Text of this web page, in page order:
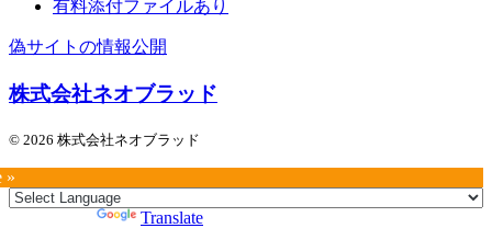
有料添付ファイルあり
偽サイトの情報公開
株式会社ネオブラッド
© 2026 株式会社ネオブラッド
»
Translate